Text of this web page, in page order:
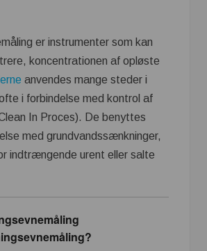
er instrumenter som kan
koncentrationen af opløste
anvendes mange steder i
i forbindelse med kontrol af
In Proces). De benyttes
med grundvandssænkninger,
indtrængende urent eller salte